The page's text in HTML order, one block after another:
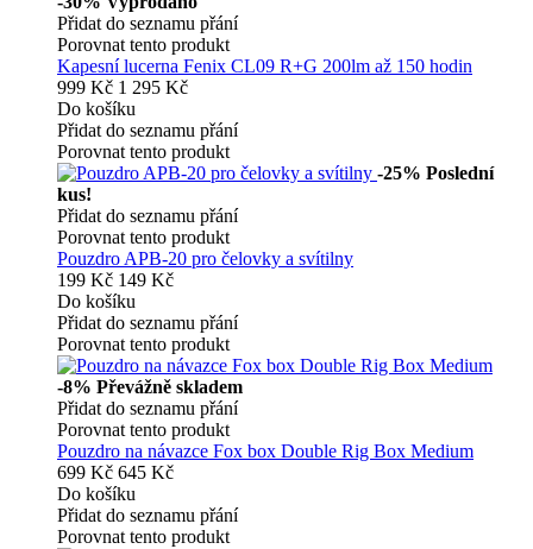
Přidat do seznamu přání
Porovnat tento produkt
Kapesní lucerna Fenix CL09 R+G 200lm až 150 hodin
999 Kč 1 295 Kč
Do košíku
Přidat do seznamu přání
Porovnat tento produkt
-25% Poslední
kus!
Přidat do seznamu přání
Porovnat tento produkt
Pouzdro APB-20 pro čelovky a svítilny
199 Kč 149 Kč
Do košíku
Přidat do seznamu přání
Porovnat tento produkt
-8% Převážně skladem
Přidat do seznamu přání
Porovnat tento produkt
Pouzdro na návazce Fox box Double Rig Box Medium
699 Kč 645 Kč
Do košíku
Přidat do seznamu přání
Porovnat tento produkt